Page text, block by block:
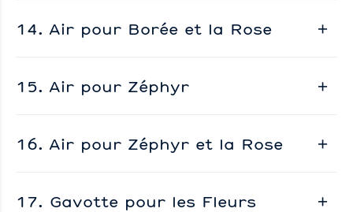
14. Air pour Borée et la Rose
15. Air pour Zéphyr
16. Air pour Zéphyr et la Rose
17. Gavotte pour les Fleurs